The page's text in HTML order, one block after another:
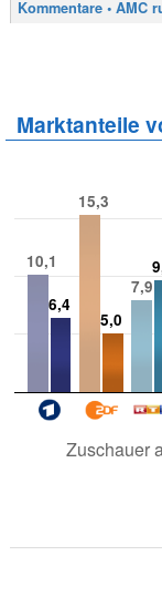
Kommentare • AMC
Marktanteile
10,1
15,3
7,9
6,4
5,0
Zuschauer